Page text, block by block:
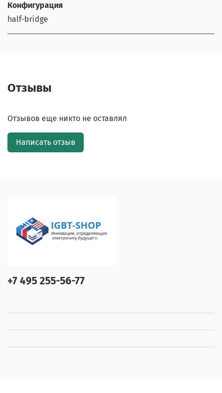
Конфигурация
half-bridge
Отзывы
Отзывов еще никто не оставлял
Написать отзыв
+7 495 255-56-77